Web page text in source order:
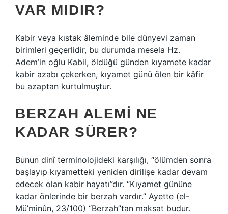
VAR MIDIR?
Kabir veya kıstak âleminde bile dünyevi zaman
birimleri geçerlidir, bu durumda mesela Hz.
Adem’in oğlu Kabil, öldüğü günden kıyamete kadar
kabir azabı çekerken, kıyamet günü ölen bir kâfir
bu azaptan kurtulmuştur.
BERZAH ALEMI NE
KADAR SÜRER?
Bunun dinî terminolojideki karşılığı, “ölümden sonra
başlayıp kıyametteki yeniden dirilişe kadar devam
edecek olan kabir hayatı”dır. “Kıyamet gününe
kadar önlerinde bir berzah vardır.” Ayette (el-
Mü’minûn, 23/100) “Berzah”tan maksat budur.